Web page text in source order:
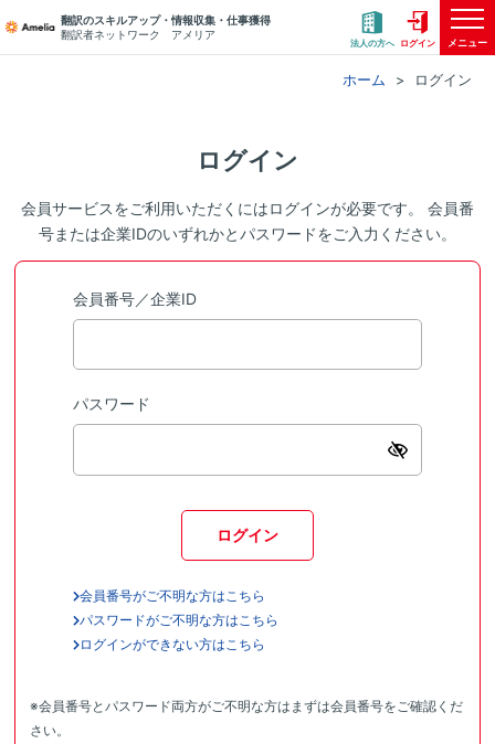
翻訳のスキルアップ・情報収集・仕事獲得
翻訳者ネットワーク アメリア
法人の方へ ログイン メニュー
ホーム ログイン
ログイン
会員サービスをご利用いただくにはログインが必要です。 会員番
号または企業IDのいずれかとパスワードをご入力ください。
会員番号／企業ID
パスワード
ログイン
会員番号がご不明な方はこちら
パスワードがご不明な方はこちら
ログインができない方はこちら
※会員番号とパスワード両方がご不明な方はまずは会員番号をご確認くだ
さい。